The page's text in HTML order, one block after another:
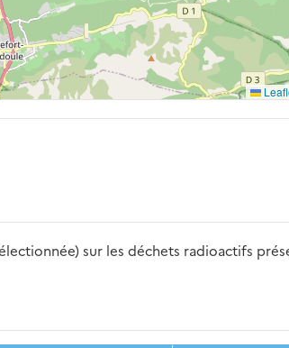
sur les déchets radioactifs